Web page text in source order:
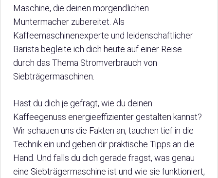
Maschine, die deinen morgendlichen
Muntermacher zubereitet. Als
Kaffeemaschinenexperte und leidenschaftlicher
Barista begleite ich dich heute auf einer Reise
durch das Thema Stromverbrauch von
Siebträgermaschinen.
Hast du dich je gefragt, wie du deinen
Kaffeegenuss energieeffizienter gestalten kannst?
Wir schauen uns die Fakten an, tauchen tief in die
Technik ein und geben dir praktische Tipps an die
Hand. Und falls du dich gerade fragst, was genau
eine Siebträgermaschine ist und wie sie funktioniert,